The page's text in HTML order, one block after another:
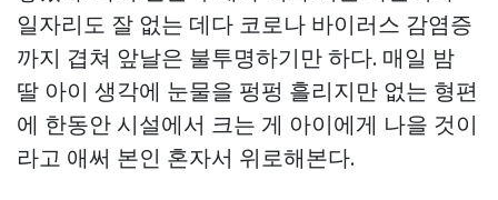
일자리도 잘 없는 데다 코로나 바이러스 감염증
까지 겹쳐 앞날은 불투명하기만 하다. 매일 밤
딸 아이 생각에 눈물을 펑펑 흘리지만 없는 형편
에 한동안 시설에서 크는 게 아이에게 나을 것이
라고 애써 본인 혼자서 위로해본다.